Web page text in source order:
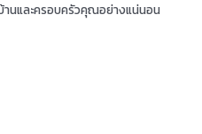
นและครอบครัวคุณอย่างแน่นอน